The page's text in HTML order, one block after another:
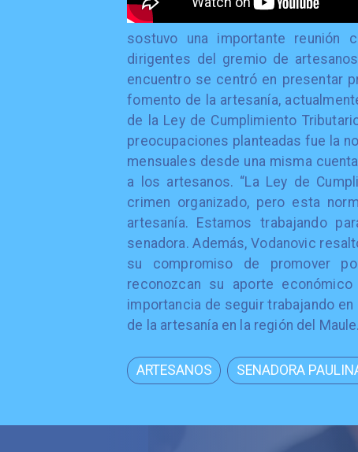
​sostuvo una importante reunión
dirigentes del gremio de
encuentro se centró en presentar
fomento de la artesanía,
de la Ley de Cumplimiento
preocupaciones planteadas fue la
mensuales desde una misma
a los artesanos. “La Ley de
crimen organizado, pero esta
artesanía. Estamos trabajando
senadora. Además, Vodanovic
su compromiso de promover
reconozcan su aporte
importancia de seguir trabajando
de la artesanía en la región del Maule.
ARTESANOS SENADORA